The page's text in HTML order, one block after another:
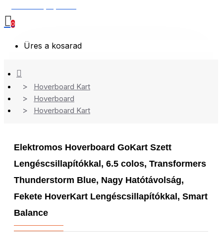
0
Üres a kosarad
Hoverboard Kart
Hoverboard
Hoverboard Kart
Elektromos Hoverboard GoKart Szett
Lengéscsillapítókkal, 6.5 colos, Transformers
Thunderstorm Blue, Nagy Hatótávolság,
Fekete HoverKart Lengéscsillapítókkal, Smart
Balance